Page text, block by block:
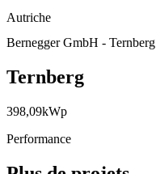
Autriche
Bernegger GmbH - Ternberg
Ternberg
398,09kWp
Performance